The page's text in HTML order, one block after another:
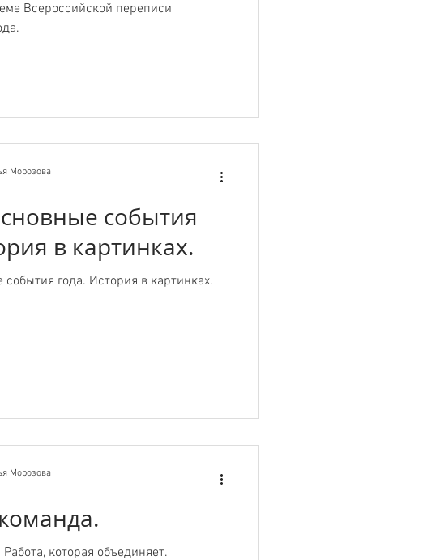
Всероссийской переписи
события
в картинках.
года. История в картинках.
Морозова
которая объединяет.
Морозова